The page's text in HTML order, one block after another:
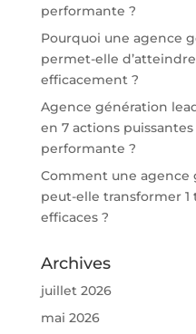
performante ?
Pourquoi une agence
permet-elle
efficacement ?
Agence génération
en 7 actions
performante ?
Comment une agence
peut-elle transformer 1
efficaces ?
Archives
juillet 2026
mai 2026